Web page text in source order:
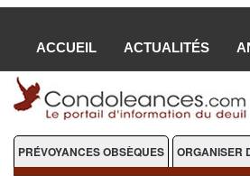
ACCUEIL ACTUALITÉS
PRÉVOYANCES OBSÈQUES ORGANISER